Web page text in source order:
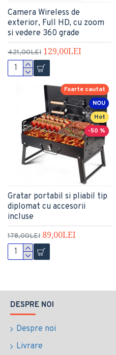
Camera Wireless de
exterior, Full HD, cu zoom
si vedere 360 grade
421,00LEI 129,00LEI
NOU
Hot
Foarte cautat
-50 %
Gratar portabil si pliabil tip
diplomat cu accesorii
incluse
178,00LEI 89,00LEI
DESPRE NOI
Despre noi
Livrare